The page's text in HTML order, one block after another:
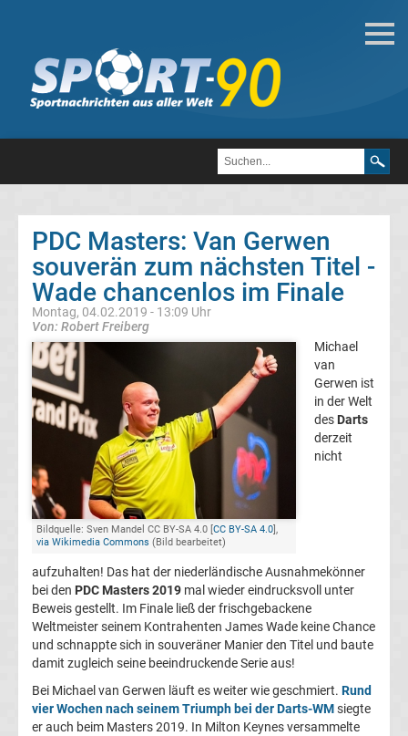
Darts
Darts
Aktuell
Bundesliga
Tabelle
Bundesliga
Ergebnisse
Liga
Ergebnisse
3.
Liga
Ergebnisse
3.
PDC Masters: Van Gerwen
souverän zum nächsten Titel -
Wade chancenlos im Finale
Montag, 04.02.2019 - 13:09 Uhr
Von: Robert Freiberg
Bildquelle: Sven Mandel CC BY-SA 4.0 [CC BY-SA 4.0],
via Wikimedia Commons (Bild bearbeitet)
Michael
van
Gerwen ist
in der Welt
des Darts
derzeit
nicht
aufzuhalten! Das hat der niederländische Ausnahmekönner
bei den PDC Masters 2019 mal wieder eindrucksvoll unter
Beweis gestellt. Im Finale ließ der frischgebackene
Weltmeister seinem Kontrahenten James Wade keine Chance
und schnappte sich in souveräner Manier den Titel und baute
damit zugleich seine beeindruckende Serie aus!
Bei Michael van Gerwen läuft es weiter wie geschmiert. Rund
vier Wochen nach seinem Triumph bei der Darts-WMsiegte
er auch beim Masters 2019. In Milton Keynes versammelte